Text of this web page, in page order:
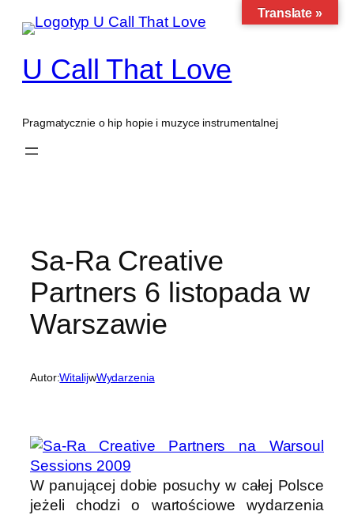
Przejdź
do
U Call That Love
Pragmatycznie o hip hopie i muzyce instrumentalnej
Sa-Ra Creative
Partners 6 listopada w
Warszawie
Autor:WitalijwWydarzenia
W panującej dobie posuchy w całej Polsce
jeżeli chodzi o wartościowe wydarzenia
Translate »